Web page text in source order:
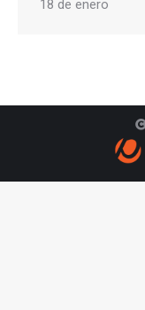
18 de enero